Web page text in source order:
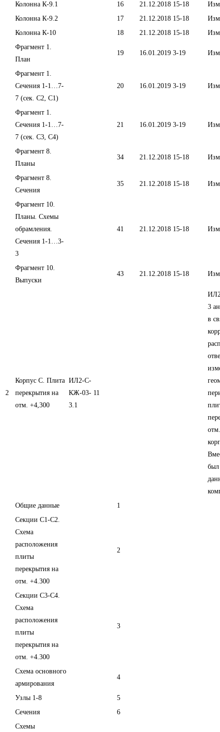
Колонна К-9.1
16 21.12.2018 15-18
Колонна К-9.2
17 21.12.2018 15-18
Колонна К-10
18 21.12.2018 15-18
Фрагмент 1.
План
19 16.01.2019 3-19
Фрагмент 1.
Сечения 1-1…7-
7 (сек. С2, С1)
20 16.01.2019 3-19
Фрагмент 1.
Сечения 1-1…7-
7 (сек. С3, С4)
21 16.01.2019 3-19
Фрагмент 8.
Планы
34 21.12.2018 15-18
Фрагмент 8.
Сечения
35 21.12.2018 15-18
Фрагмент 10.
Планы. Схемы
обрамления.
Сечения 1-1…3-
3
41 21.12.2018 15-18
Фрагмент 10.
Выпуски
43 21.12.2018 15-18
2
Корпус С. Плита
перекрытия на
отм. +4,300
ИЛ2-С-
КЖ-03-
3.1
11
3
в
Общие данные
1
Секции С1-С2.
Схема
расположения
плиты
перекрытия на
отм. +4.300
2
Секции С3-С4.
Схема
расположения
плиты
перекрытия на
отм. +4.300
3
Схема основного
армирования
4
Узлы 1-8
5
Сечения
6
Схемы